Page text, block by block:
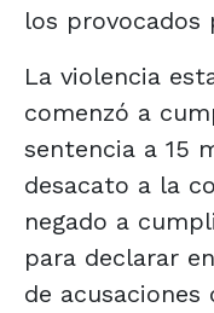
los
La violencia
comenzó a
sentencia a 15
desacato a la
negado a
para declarar
de